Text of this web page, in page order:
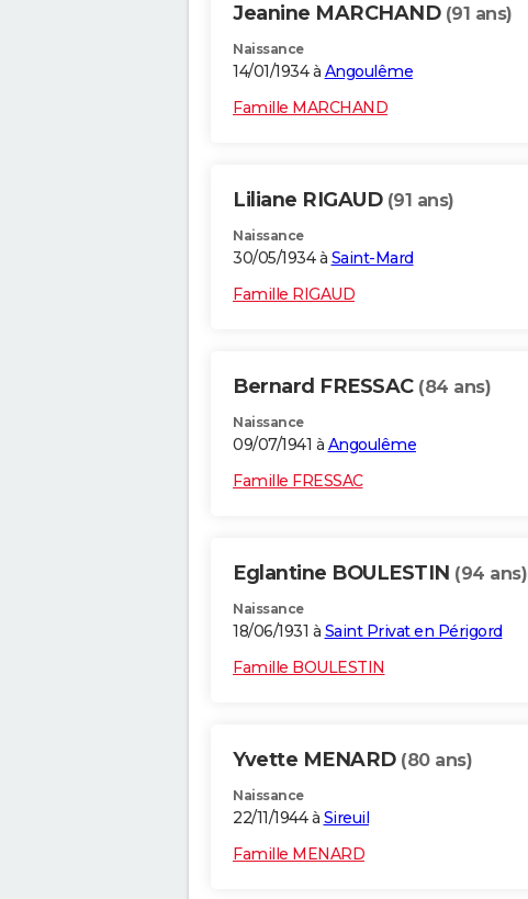
Jeanine MARCHAND (91 ans)
Naissance
14/01/1934 à Angoulême
Famille MARCHAND
Liliane RIGAUD (91 ans)
Naissance
30/05/1934 à Saint-Mard
Famille RIGAUD
Bernard FRESSAC (84 ans)
Naissance
09/07/1941 à Angoulême
Famille FRESSAC
Eglantine BOULESTIN (94 ans)
Naissance
18/06/1931 à Saint Privat en Périgord
Famille BOULESTIN
Yvette MENARD (80 ans)
Naissance
22/11/1944 à Sireuil
Famille MENARD